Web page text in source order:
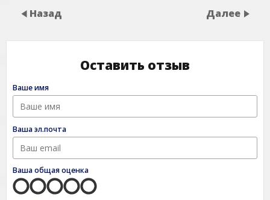
Назад Далее
Оставить отзыв
Ваше имя
Ваша эл.почта
Ваша общая оценка